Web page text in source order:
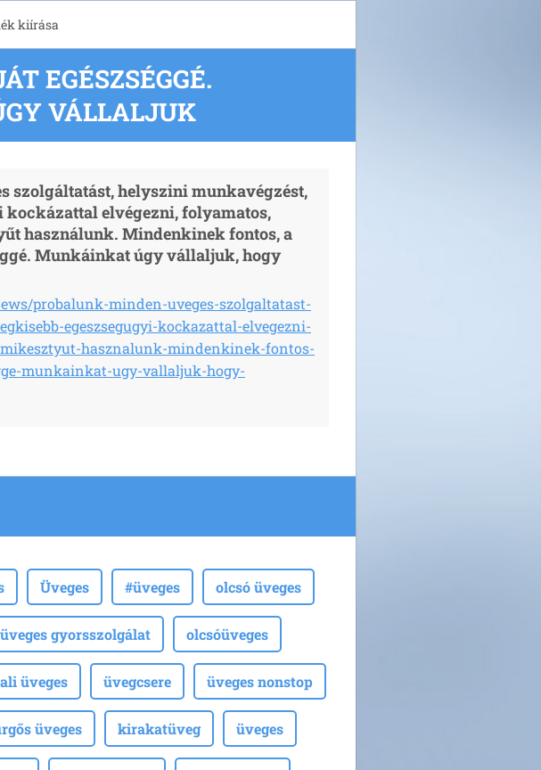
kiírása
EGÉSZSÉGGÉ.
VÁLLALJUK
szolgáltatást, helyszini munkavégzést,
kockázattal elvégezni, folyamatos,
használunk. Mindenkinek fontos, a
Munkáinkat úgy vállaljuk, hogy
probalunk-minden-uveges-szolgaltatast-
egeszsegugyi-kockazattal-elvegezni-
hasznalunk-mindenkinek-fontos-
munkainkat-ugy-vallaljuk-hogy-
Üveges #üveges olcsó üveges
üveges gyorsszolgálat olcsóüveges
üveges üvegcsere üveges nonstop
üveges kirakatüveg üveges